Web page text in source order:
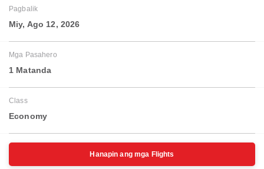
Pagbalik
Miy, Ago 12, 2026
Mga Pasahero
1 Matanda
Class
Economy
Hanapin ang mga Flights